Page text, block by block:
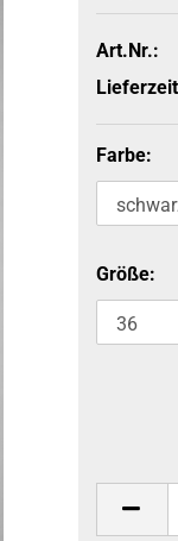
Art.Nr.:
Farbe:
Größe: